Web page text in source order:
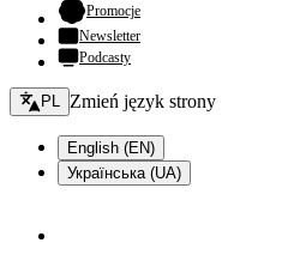
Promocje- otwiera się w nowej karcie
Newsletter
Podcasty
Zmień język - bieżący:
PL Zmień język strony
English (EN)
Українська (UA)